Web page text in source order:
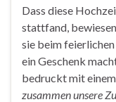
Dass diese
stattfand,
sie beim
ein Geschenk
bedruckt mit
zusammen unsere